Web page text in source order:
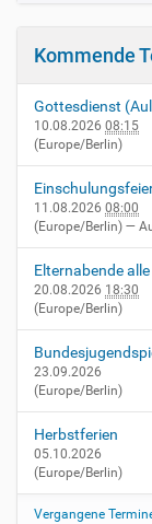
v
o
G
ö
…
i
g
a
t
i
o
n
Kommende
Gottesdienst
10.08.2026 08:15
(Europe/Berlin)
11.08.2026 08:00
(Europe/Berlin) —
Elternabende
20.08.2026 18:30
(Europe/Berlin)
23.09.2026
(Europe/Berlin)
Herbstferien
05.10.2026
(Europe/Berlin)
Vergangene